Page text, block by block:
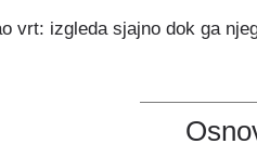
vrt: izgleda sjajno dok ga